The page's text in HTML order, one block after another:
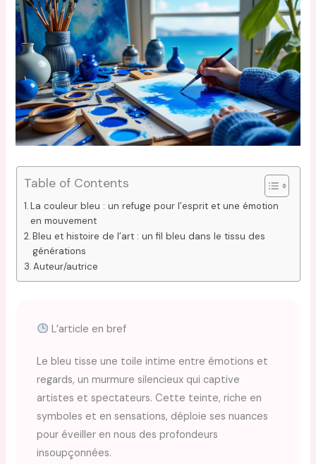
Table of Contents
La couleur bleu : un refuge pour l’esprit et une émotion
en mouvement
Bleu et histoire de l’art : un fil bleu dans le tissu des
générations
Auteur/autrice
L’article en bref
Le bleu tisse une toile intime entre émotions et
regards, un murmure silencieux qui captive
artistes et spectateurs. Cette teinte, riche en
symboles et en sensations, déploie ses nuances
pour éveiller en nous des profondeurs
insoupçonnées.